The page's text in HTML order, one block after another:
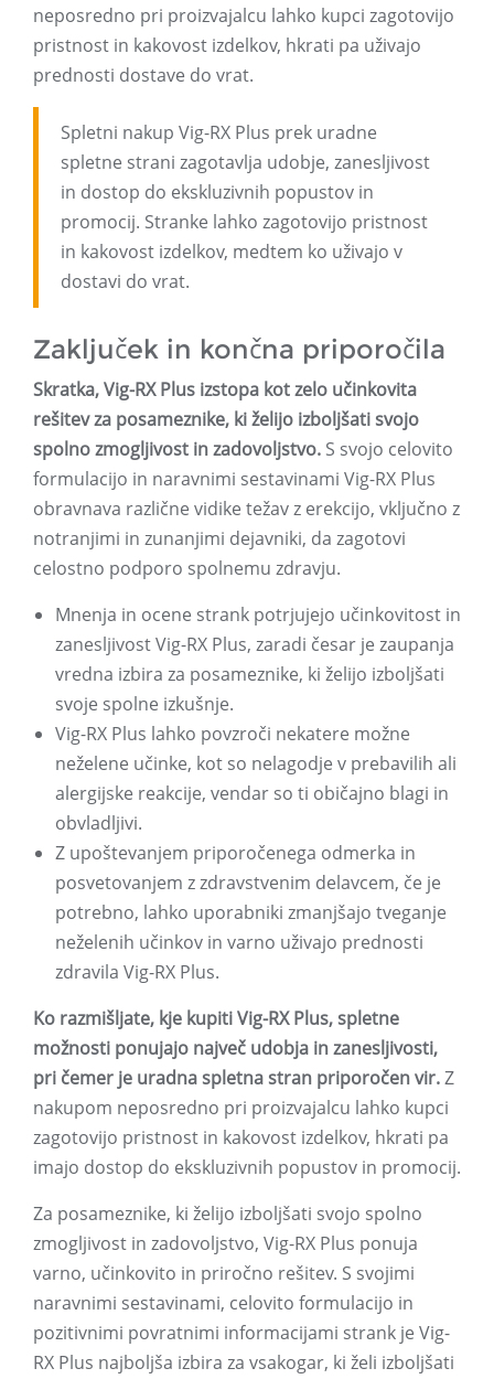
neposredno pri proizvajalcu lahko kupci zagotovijo
pristnost in kakovost izdelkov, hkrati pa uživajo
prednosti dostave do vrat.
Spletni nakup Vig-RX Plus prek uradne
spletne strani zagotavlja udobje, zanesljivost
in dostop do ekskluzivnih popustov in
promocij. Stranke lahko zagotovijo pristnost
in kakovost izdelkov, medtem ko uživajo v
dostavi do vrat.
Zaključek in končna priporočila
Skratka, Vig-RX Plus izstopa kot zelo učinkovita
rešitev za posameznike, ki želijo izboljšati svojo
spolno zmogljivost in zadovoljstvo. S svojo celovito
formulacijo in naravnimi sestavinami Vig-RX Plus
obravnava različne vidike težav z erekcijo, vključno z
notranjimi in zunanjimi dejavniki, da zagotovi
celostno podporo spolnemu zdravju.
Mnenja in ocene strank potrjujejo učinkovitost in
zanesljivost Vig-RX Plus, zaradi česar je zaupanja
vredna izbira za posameznike, ki želijo izboljšati
svoje spolne izkušnje.
Vig-RX Plus lahko povzroči nekatere možne
neželene učinke, kot so nelagodje v prebavilih ali
alergijske reakcije, vendar so ti običajno blagi in
obvladljivi.
Z upoštevanjem priporočenega odmerka in
posvetovanjem z zdravstvenim delavcem, če je
potrebno, lahko uporabniki zmanjšajo tveganje
neželenih učinkov in varno uživajo prednosti
zdravila Vig-RX Plus.
Ko razmišljate, kje kupiti Vig-RX Plus, spletne
možnosti ponujajo največ udobja in zanesljivosti,
pri čemer je uradna spletna stran priporočen vir.Z
nakupom neposredno pri proizvajalcu lahko kupci
zagotovijo pristnost in kakovost izdelkov, hkrati pa
imajo dostop do ekskluzivnih popustov in promocij.
Za posameznike, ki želijo izboljšati svojo spolno
zmogljivost in zadovoljstvo, Vig-RX Plus ponuja
varno, učinkovito in priročno rešitev. S svojimi
naravnimi sestavinami, celovito formulacijo in
pozitivnimi povratnimi informacijami strank je Vig-
RX Plus najboljša izbira za vsakogar, ki želi izboljšati